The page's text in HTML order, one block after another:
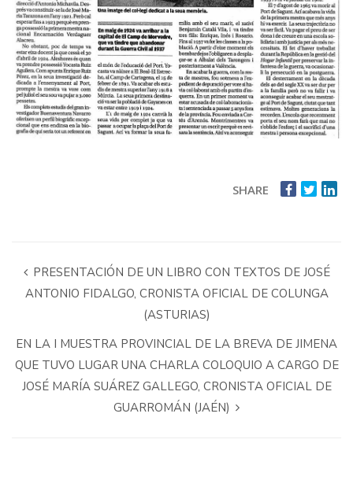
SHARE
PRESENTACIÓN DE UN LIBRO CON TEXTOS DE JOSÉ
ANTONIO FIDALGO, CRONISTA OFICIAL DE COLUNGA
(ASTURIAS)
EN LA I MUESTRA PROVINCIAL DE LA BREVA DE JIMENA
QUE TUVO LUGAR UNA CHARLA COLOQUIO A CARGO DE
JOSÉ MARÍA SUÁREZ GALLEGO, CRONISTA OFICIAL DE
GUARROMÁN (JAÉN)